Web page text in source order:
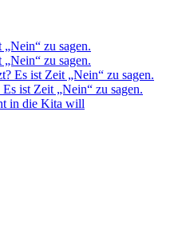
zu sagen.
zu sagen.
Es ist Zeit „Nein“ zu sagen.
ist Zeit „Nein“ zu sagen.
in die Kita will